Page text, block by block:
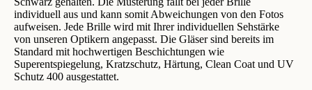
individuell aus und kann somit Abweichungen von den Fotos
aufweisen. Jede Brille wird mit Ihrer individuellen Sehstärke
von unseren Optikern angepasst. Die Gläser sind bereits im
Standard mit hochwertigen Beschichtungen wie
Superentspiegelung, Kratzschutz, Härtung, Clean Coat und UV
Schutz 400 ausgestattet.